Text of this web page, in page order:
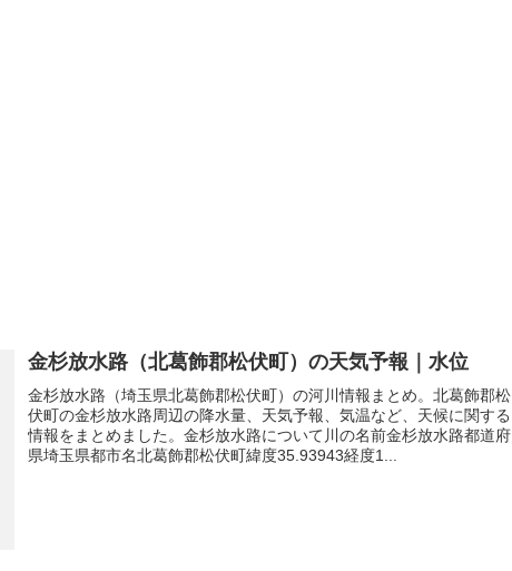
金杉放水路（北葛飾郡松伏町）の天気予報｜水位
金杉放水路（埼玉県北葛飾郡松伏町）の河川情報まとめ。北葛飾郡松
伏町の金杉放水路周辺の降水量、天気予報、気温など、天候に関する
情報をまとめました。金杉放水路について川の名前金杉放水路都道府
県埼玉県都市名北葛飾郡松伏町緯度35.93943経度1...